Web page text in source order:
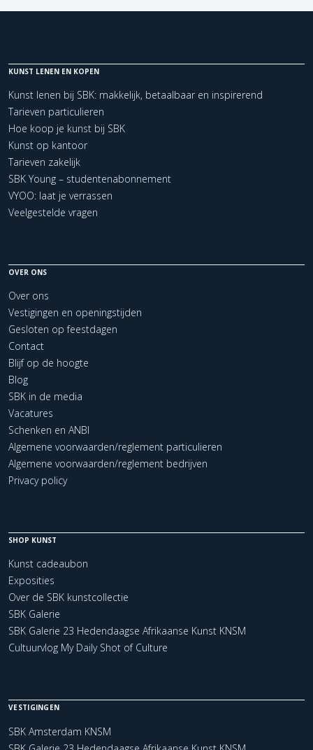
KUNST LENEN EN KOPEN
Kunst lenen bij SBK: makkelijk, betaalbaar en inspirerend
Tarieven particulieren
Hoe koop je kunst bij SBK
Kunst op kantoor
Tarieven zakelijk
SBK Young – studentenabonnement
VYOO: laat je verrassen
Veelgestelde vragen
OVER ONS
Over ons
Vestigingen en openingstijden
Gesloten op feestdagen
Contact
Blijf op de hoogte
Blog
SBK in de media
Vacatures
Schenken en ANBI
Algemene voorwaarden/reglement particulieren
Algemene voorwaarden/reglement bedrijven
Privacy policy
SHOP KUNST
Kunst cadeaubon
Exposities
Over de SBK kunstcollectie
SBK Galerie
SBK Galerie 23 Hedendaagse Afrikaanse Kunst KNSM
Cultuurvlog My Daily Shot of Culture
VESTIGINGEN
SBK Amsterdam KNSM